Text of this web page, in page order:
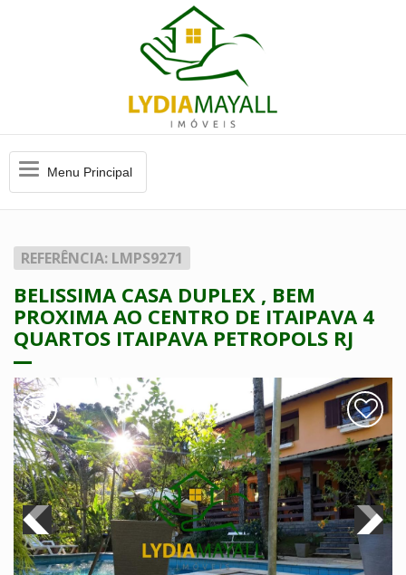
MenuMenu Principal
REFERÊNCIA: LMPS9271
BELISSIMA CASA DUPLEX , BEM
PROXIMA AO CENTRO DE ITAIPAVA 4
QUARTOS ITAIPAVA PETROPOLS RJ